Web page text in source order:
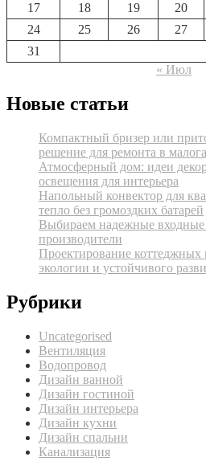
17 18 19 20
24
25 26 27
31
« Июл
Новые статьи
Компактный бризер или
решение для ремонта в
Атмосферный дом: идеи
освещения для интерьера
Напольный конвектор для
тепло без громоздких батарей
Выбираем надежные входные
производители
Проектирование коттеджных
экологии и устойчивого
Рубрики
Uncategorised
Вентиляция
Водопровод
Дизайн ванной
Дизайн гостиной
Дизайн интерьера
Дизайн кухни
Дизайн спальни
Канализация